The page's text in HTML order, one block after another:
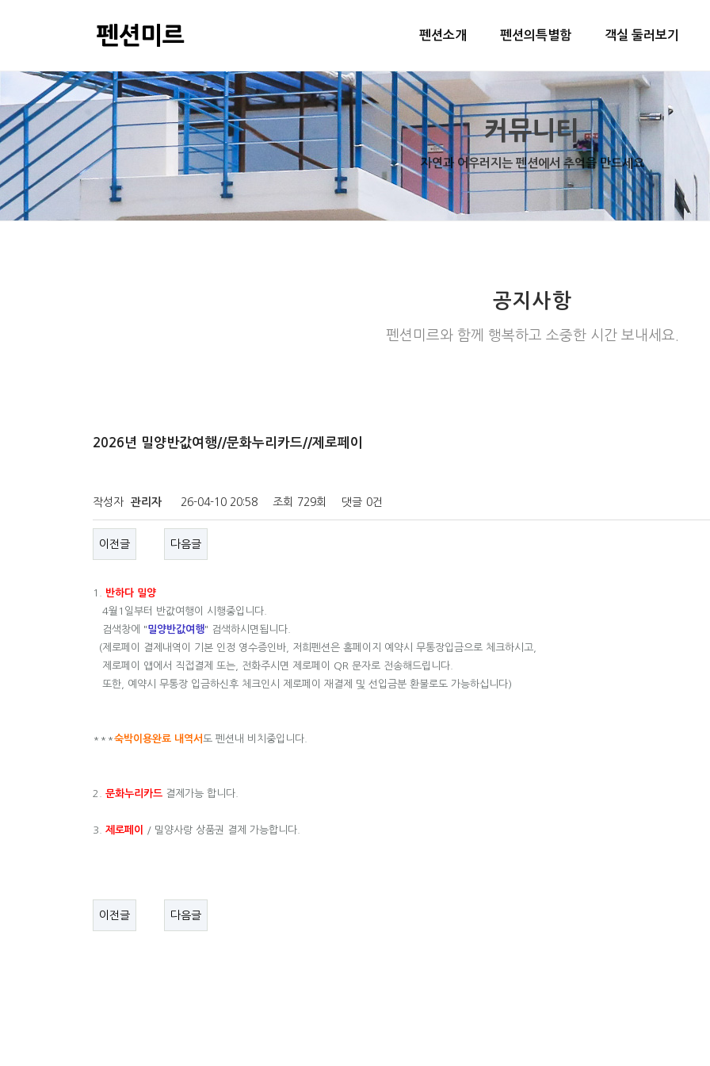
펜션소개 펜션의특별함 객실 둘러보기
커뮤니티
자연과 어우러지는 펜션에서 추억을 만드세요
공지사항
펜션미르와 함께 행복하고 소중한 시간 보내세요.
2026년 밀양반값여행//문화누리카드//제로페이
작성자 관리자 26-04-10 20:58 조회 729회 댓글 0건
이전글 다음글
1. 반하다 밀양
4월1일부터 반값여행이 시행중입니다.
검색창에 "밀양반값여행" 검색하시면됩니다.
(제로페이 결제내역이 기본 인정 영수증인바, 저희펜션은 홈페이지 예약시 무통장입금으로 체크하시고,
제로페이 앱에서 직접결제 또는, 전화주시면 제로페이 QR 문자로 전송해드립니다.
또한, 예약시 무통장 입금하신후 체크인시 제로페이 재결제 및 선입금분 환불로도 가능하십니다)
***숙박이용완료 내역서도 펜션내 비치중입니다.
2. 문화누리카드 결제가능 합니다.
3. 제로페이 / 밀양사랑 상품권 결제 가능합니다.
이전글 다음글